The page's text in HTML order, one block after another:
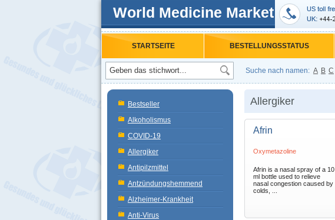
World Medicine Market
STARTSEITE BESTELLUNGSSTATUS
Suche nach namen: A B C
Bestseller
Alkoholismus
COVID-19
Allergiker
Antipilzmittel
Antzündungshemmend
Alzheimer-Krankheit
Anti-Virus
Allergiker
Afrin
Oxymetazoline
Afrin is a nasal spray of a 10
ml bottle used to relieve
nasal congestion caused by
colds, ...